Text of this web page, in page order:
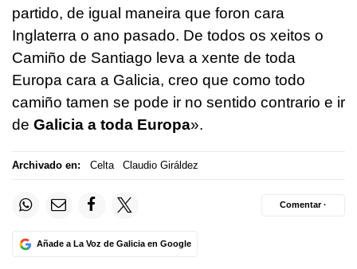
partido, de igual maneira que foron cara
Inglaterra o ano pasado. De todos os xeitos o
Camiño de Santiago leva a xente de toda
Europa cara a Galicia, creo que como todo
camiño tamen se pode ir no sentido contrario e ir
de Galicia a toda Europa».
Archivado en: Celta Claudio Giráldez
Añade a La Voz de Galicia en Google
Comentar ·